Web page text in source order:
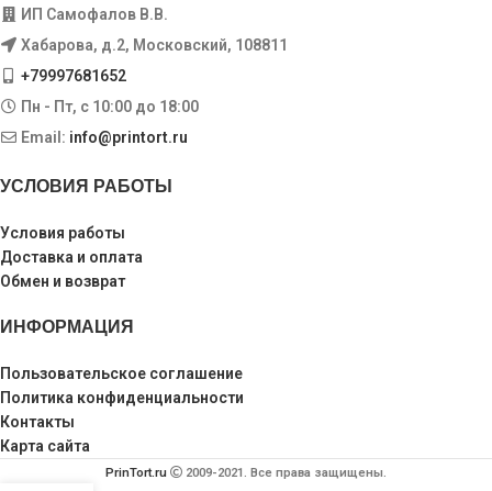
ИП Самофалов В.В.
Хабарова, д.2, Московский, 108811
+79997681652
Пн - Пт, с 10:00 до 18:00
Email: info@printort.ru
УСЛОВИЯ РАБОТЫ
Условия работы
Доставка и оплата
Обмен и возврат
ИНФОРМАЦИЯ
Пользовательское соглашение
Политика конфиденциальности
Контакты
Карта сайта
PrinTort.ru 2009-2021. Все права защищены.